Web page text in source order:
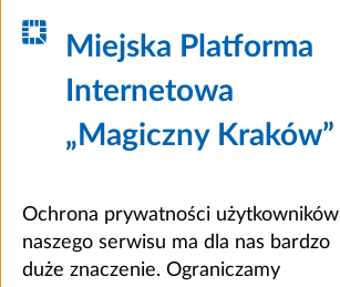
Miejska Platforma
Internetowa
„Magiczny Kraków”
Ochrona prywatności użytkowników
naszego serwisu ma dla nas bardzo
duże znaczenie. Ograniczamy